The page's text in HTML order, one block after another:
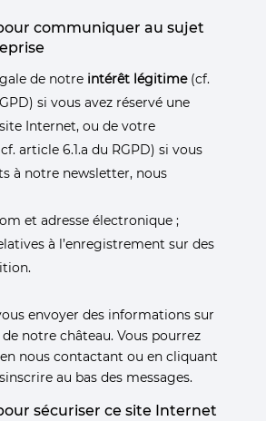
communiquer au sujet
de notre intérêt légitime(cf.
si vous avez réservé une
Internet, ou de votre
article 6.1.a du RGPD) si vous
à notre newsletter, nous
et adresse électronique ;
à l’enregistrement sur des
envoyer des informations sur
de notre château. Vous pourrez
nous contactant ou en cliquant
au bas des messages.
sécuriser ce site Internet